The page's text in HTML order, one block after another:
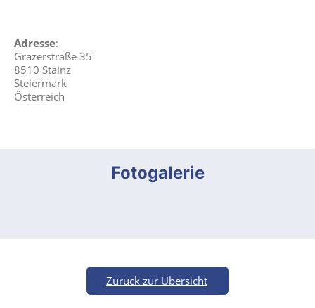
Adresse:
Grazerstraße 35
8510 Stainz
Steiermark
Österreich
Fotogalerie
Zurück zur Übersicht